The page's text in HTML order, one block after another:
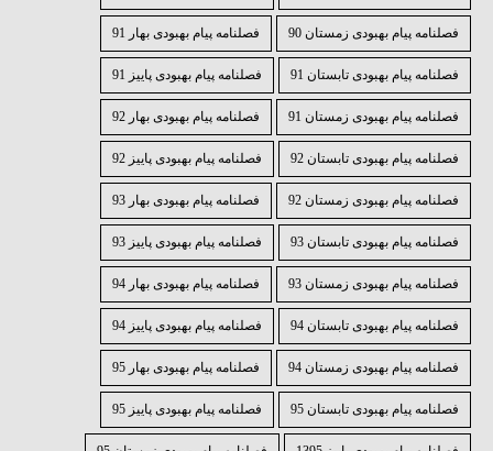
فصلنامه پیام بهبودی زمستان 90 فصلنامه پیام بهبودی بهار 91
فصلنامه پیام بهبودی تابستان 91 فصلنامه پیام بهبودی پاییز 91
فصلنامه پیام بهبودی زمستان 91 فصلنامه پیام بهبودی بهار 92
فصلنامه پیام بهبودی تابستان 92 فصلنامه پیام بهبودی پاییز 92
فصلنامه پیام بهبودی زمستان 92 فصلنامه پیام بهبودی بهار 93
فصلنامه پیام بهبودی تابستان 93 فصلنامه پیام بهبودی پاییز 93
فصلنامه پیام بهبودی زمستان 93 فصلنامه پیام بهبودی بهار 94
فصلنامه پیام بهبودی تابستان 94 فصلنامه پیام بهبودی پاییز 94
فصلنامه پیام بهبودی زمستان 94 فصلنامه پیام بهبودی بهار 95
فصلنامه پیام بهبودی تابستان 95 فصلنامه پیام بهبودی پاییز 95